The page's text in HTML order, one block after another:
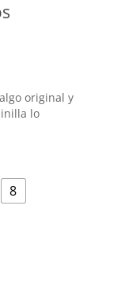
original y
lo
8